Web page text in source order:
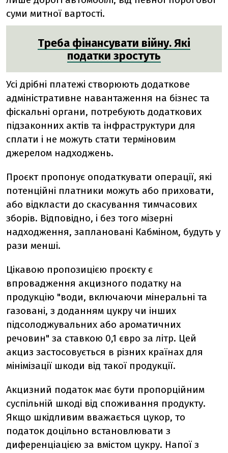
суми митної вартості.
Треба фінансувати війну. Які
податки зростуть
Усі дрібні платежі створюють додаткове
адміністративне навантаження на бізнес та
фіскальні органи, потребують додаткових
підзаконних актів та інфраструктури для
сплати і не можуть стати терміновим
джерелом надходжень.
Проєкт пропонує оподаткувати операції, які
потенційні платники можуть або приховати,
або відкласти до скасування тимчасових
зборів. Відповідно, і без того мізерні
надходження, заплановані Кабміном, будуть у
рази менші.
Цікавою пропозицією проєкту є
впровадження акцизного податку на
продукцію "води, включаючи мінеральні та
газовані, з доданням цукру чи інших
підсолоджувальних або ароматичних
речовин" за ставкою 0,1 євро за літр. Цей
акциз застосовується в різних країнах для
мінімізації шкоди від такої продукції.
Акцизний податок має бути пропорційним
суспільній шкоді від споживання продукту.
Якщо шкідливим вважається цукор, то
податок доцільно встановлювати з
диференціацією за вмістом цукру. Напої з